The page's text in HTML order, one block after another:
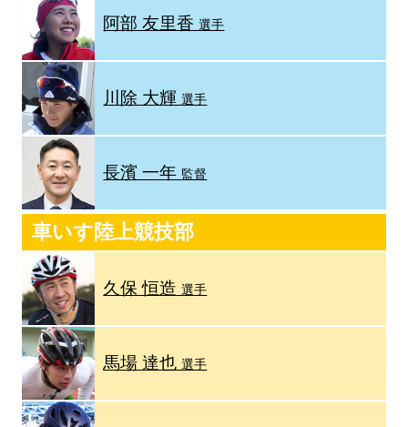
阿部 友里香選手
川除 大輝選手
長濱 一年 監督
車いす陸上競技部
久保 恒造選手
馬場 達也選手